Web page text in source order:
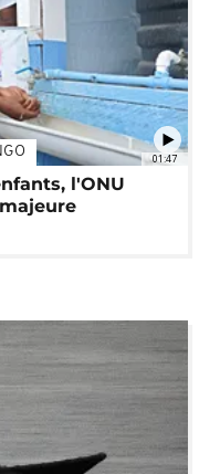
01:47
l'ONU